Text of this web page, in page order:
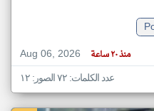
Aug 06, 2026
منذ ٢٠ ساعة
عدد الكلمات: ٧٢ الصور: ١٢